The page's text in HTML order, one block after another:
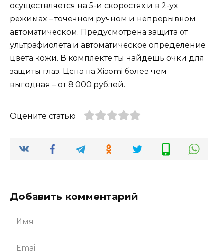
осуществляется на 5-и скоростях и в 2-ух
режимах – точечном ручном и непрерывном
автоматическом. Предусмотрена защита от
ультрафиолета и автоматическое определение
цвета кожи. В комплекте ты найдешь очки для
защиты глаз. Цена на Xiaomi более чем
выгодная – от 8 000 рублей.
Оцените статью
Добавить комментарий
Имя
Email